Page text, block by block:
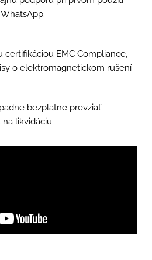
certifikáciou EMC Compliance,
o elektromagnetickom rušení
bezplatne prevziať
likvidáciu